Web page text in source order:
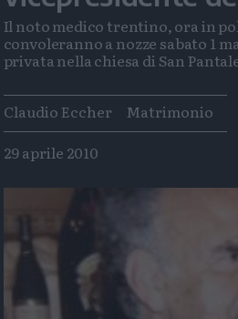
Il noto medico trentino, ora in
convoleranno a nozze sabato 1
privata nella chiesa di San
Tags
Claudio Eccher
Matrimonio
29 aprile 2010